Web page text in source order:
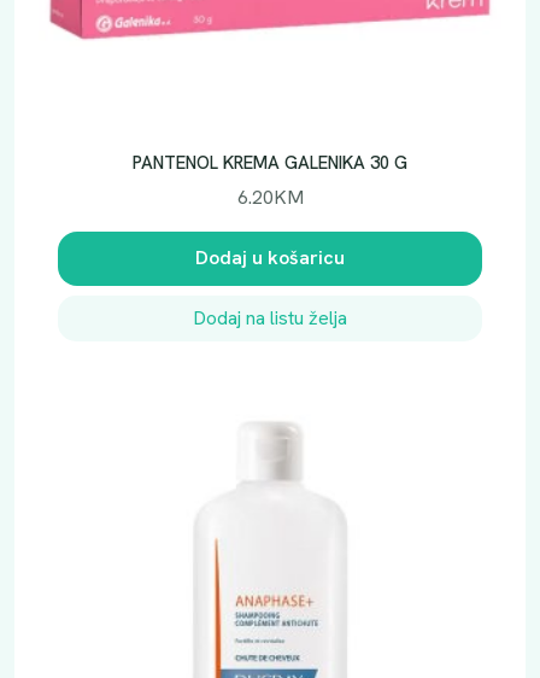
PANTENOL KREMA GALENIKA 30 G
6.20KM
Dodaj u košaricu
Dodaj na listu želja